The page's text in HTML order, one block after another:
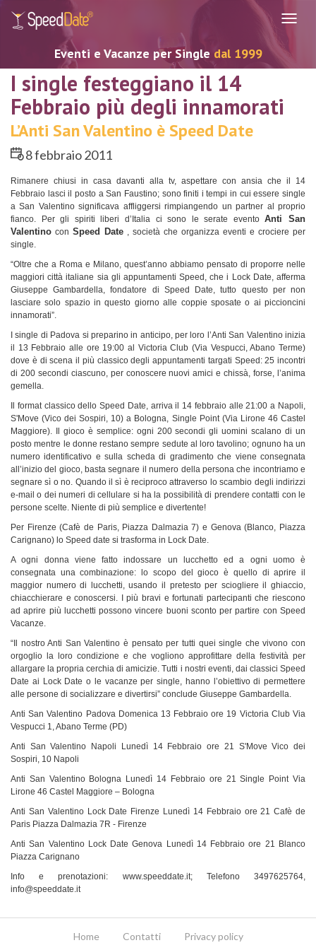
Eventi e Vacanze per Single dal 1999
I single festeggiano il 14
Febbraio più degli innamorati
L’Anti San Valentino è Speed Date
8 febbraio 2011
Rimanere chiusi in casa davanti alla tv, aspettare con ansia che il 14
Febbraio lasci il posto a San Faustino; sono finiti i tempi in cui essere single
a San Valentino significava affliggersi rimpiangendo un partner al proprio
fianco. Per gli spiriti liberi d’Italia ci sono le serate eventoAnti San
Valentino con Speed Date , società che organizza eventi e crociere per
single.
“Oltre che a Roma e Milano, quest’anno abbiamo pensato di proporre nelle
maggiori città italiane sia gli appuntamenti Speed, che i Lock Date, afferma
Giuseppe Gambardella, fondatore di Speed Date, tutto questo per non
lasciare solo spazio in questo giorno alle coppie sposate o ai piccioncini
innamorati”.
I single di Padova si preparino in anticipo, per loro l’Anti San Valentino inizia
il 13 Febbraio alle ore 19:00 al Victoria Club (Via Vespucci, Abano Terme)
dove è di scena il più classico degli appuntamenti targati Speed: 25 incontri
di 200 secondi ciascuno, per conoscere nuovi amici e chissà, forse, l’anima
gemella.
Il format classico dello Speed Date, arriva il 14 febbraio alle 21:00 a Napoli,
S'Move (Vico dei Sospiri, 10) a Bologna, Single Point (Via Lirone 46 Castel
Maggiore). Il gioco è semplice: ogni 200 secondi gli uomini scalano di un
posto mentre le donne restano sempre sedute al loro tavolino; ognuno ha un
numero identificativo e sulla scheda di gradimento che viene consegnata
all’inizio del gioco, basta segnare il numero della persona che incontriamo e
segnare sì o no. Quando il sì è reciproco attraverso lo scambio degli indirizzi
e-mail o dei numeri di cellulare si ha la possibilità di prendere contatti con le
persone scelte. Niente di più semplice e divertente!
Per Firenze (Cafè de Paris, Piazza Dalmazia 7) e Genova (Blanco, Piazza
Carignano) lo Speed date si trasforma in Lock Date.
A ogni donna viene fatto indossare un lucchetto ed a ogni uomo è
consegnata una combinazione: lo scopo del gioco è quello di aprire il
maggior numero di lucchetti, usando il pretesto per sciogliere il ghiaccio,
chiacchierare e conoscersi. I più bravi e fortunati partecipanti che riescono
ad aprire più lucchetti possono vincere buoni sconto per partire con Speed
Vacanze.
“Il nostro Anti San Valentino è pensato per tutti quei single che vivono con
orgoglio la loro condizione e che vogliono approfittare della festività per
allargare la propria cerchia di amicizie. Tutti i nostri eventi, dai classici Speed
Date ai Lock Date o le vacanze per single, hanno l’obiettivo di permettere
alle persone di socializzare e divertirsi” conclude Giuseppe Gambardella.
Anti San Valentino Padova Domenica 13 Febbraio ore 19 Victoria Club Via
Vespucci 1, Abano Terme (PD)
Anti San Valentino Napoli Lunedì 14 Febbraio ore 21 S'Move Vico dei
Sospiri, 10 Napoli
Anti San Valentino Bologna Lunedì 14 Febbraio ore 21 Single Point Via
Lirone 46 Castel Maggiore – Bologna
Anti San Valentino Lock Date Firenze Lunedì 14 Febbraio ore 21 Cafè de
Paris Piazza Dalmazia 7R - Firenze
Anti San Valentino Lock Date Genova Lunedì 14 Febbraio ore 21 Blanco
Piazza Carignano
Info e prenotazioni: www.speeddate.it; Telefono 3497625764,
info@speeddate.it
Home Contatti Privacy policy